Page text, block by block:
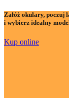
Załóż okulary, poczuj
i wybierz idealny
Kup online